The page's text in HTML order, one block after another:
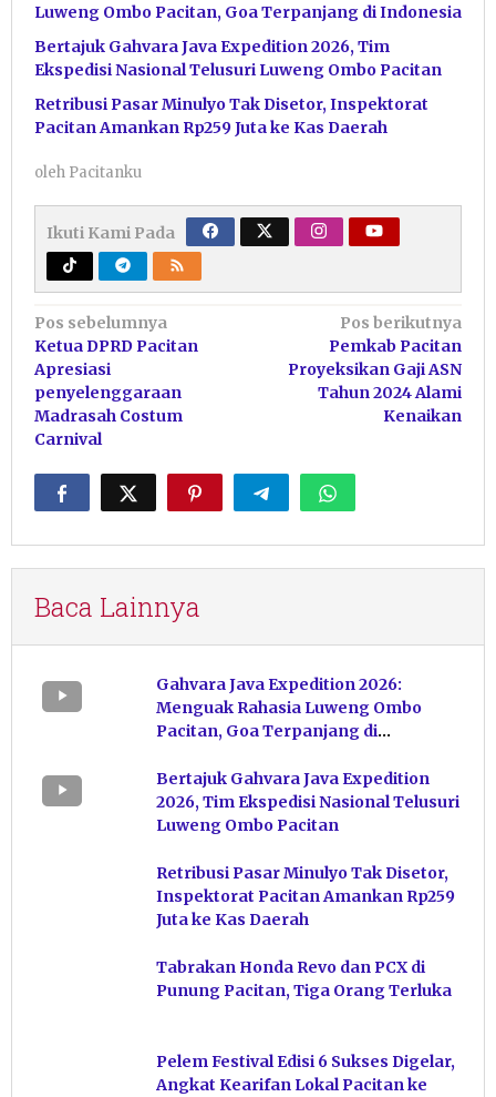
Luweng Ombo Pacitan, Goa Terpanjang di Indonesia
Bertajuk Gahvara Java Expedition 2026, Tim
Ekspedisi Nasional Telusuri Luweng Ombo Pacitan
Retribusi Pasar Minulyo Tak Disetor, Inspektorat
Pacitan Amankan Rp259 Juta ke Kas Daerah
oleh Pacitanku
Ikuti Kami Pada
Navigasi
pos
Pos sebelumnya
Ketua DPRD Pacitan
Apresiasi
penyelenggaraan
Madrasah Costum
Carnival
Pos berikutnya
Pemkab Pacitan
Proyeksikan Gaji ASN
Tahun 2024 Alami
Kenaikan
Baca Lainnya
Gahvara Java Expedition 2026:
Menguak Rahasia Luweng Ombo
Pacitan, Goa Terpanjang di
Bertajuk Gahvara Java Expedition
2026, Tim Ekspedisi Nasional Telusuri
Luweng Ombo Pacitan
Retribusi Pasar Minulyo Tak Disetor,
Inspektorat Pacitan Amankan Rp259
Juta ke Kas Daerah
Tabrakan Honda Revo dan PCX di
Punung Pacitan, Tiga Orang Terluka
Pelem Festival Edisi 6 Sukses Digelar,
Angkat Kearifan Lokal Pacitan ke